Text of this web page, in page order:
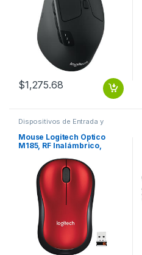
$1,275.68
Dispositivos de Entrada y
Mouse Logitech Óptico
M185, RF Inalámbrico,
INALAMBRICO ROJO